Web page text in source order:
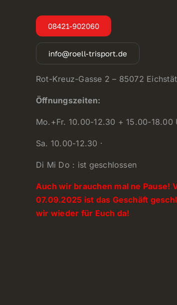
08421-902060
info@roell-trisport.de
Rot-Kreuz-Gasse 2 – 85072
Öffnungszeiten:
Mo.+Fr. 10.00-12.30 + 15.00-18.00
Sa. 10.00-12.30 ·
Di Mi Do : ist geschlossen
Auch wir brauchen mal ne Pause!
07.09.2025 ist das Geschäft
wir wieder für Euch da!